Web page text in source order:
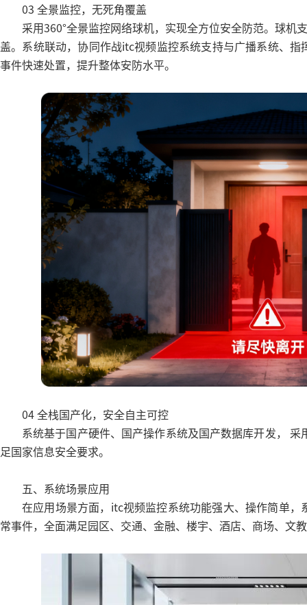
03 全景监控，无死角覆盖
采用360°全景监控网络球机，实现全方位安全防范。球
盖。系统联动，协同作战itc视频监控系统支持与广播系统、
事件快速处置，提升整体安防水平。
04 全栈国产化，安全自主可控
系统基于国产硬件、国产操作系统及国产数据库开发，
足国家信息安全要求。
五、系统场景应用
在应用场景方面，itc视频监控系统功能强大、操作简单
常事件，全面满足园区、交通、金融、楼宇、酒店、商场、文